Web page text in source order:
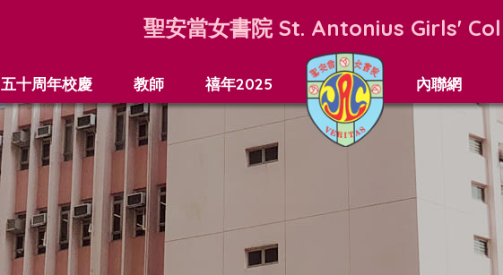
聖安當女書院 St. Antonius Girls'
五十周年校慶 教師 禧年2025 內聯網